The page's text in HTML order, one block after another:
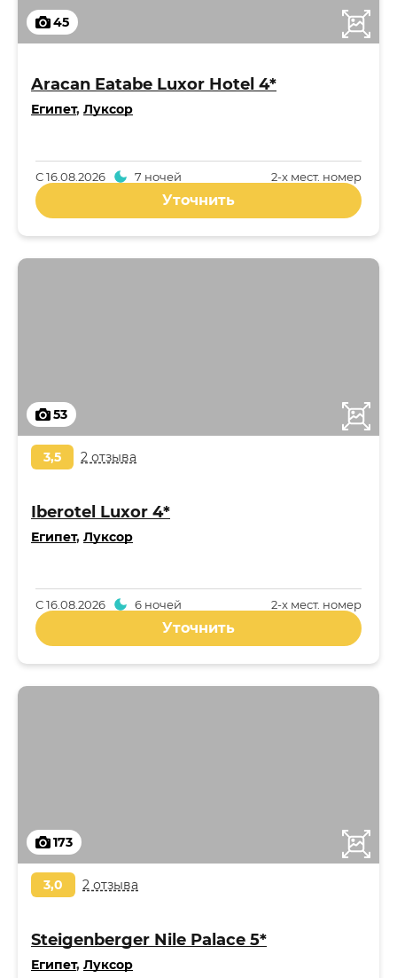
45
Aracan Eatabe Luxor Hotel 4*
Египет, Луксор
2-x мест. номер
С16.08.2026 7 ночей
Уточнить
53
3,5 2 отзыва
Iberotel Luxor 4*
Египет, Луксор
2-x мест. номер
С16.08.2026 6 ночей
Уточнить
173
3,0 2 отзыва
Steigenberger Nile Palace 5*
Египет, Луксор